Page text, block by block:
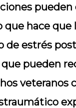
pueden
que hace que
de estrés
pueden
veteranos